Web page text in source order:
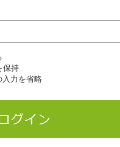
保持
入力を省略